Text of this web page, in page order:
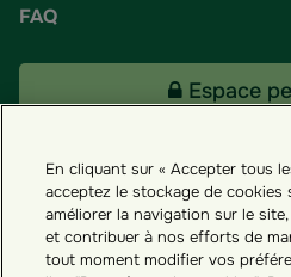
FAQ
Espace
Tous
En cliquant sur « Accepter tous
acceptez le stockage de cookies
améliorer la navigation sur le
et contribuer à nos efforts de
tout moment modifier vos